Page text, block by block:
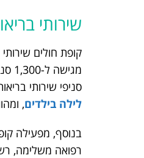
שירותי
קופת חולים
מגישה ל-1,300 סניפים בפריסה ארצית, הנמצאים כולם במיקומים עם גישה נוחה ומהירה לתושבי האזור.
סניפי שירותי
לילה בילדים,
בנוסף, מפעילה
רפואה משלימה,